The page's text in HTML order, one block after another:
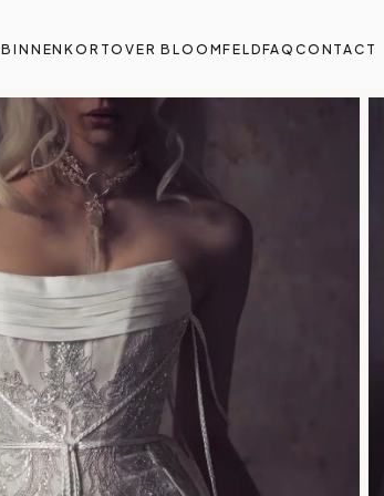
BINNENKORTOVER BLOOMFELDFAQCONTACT